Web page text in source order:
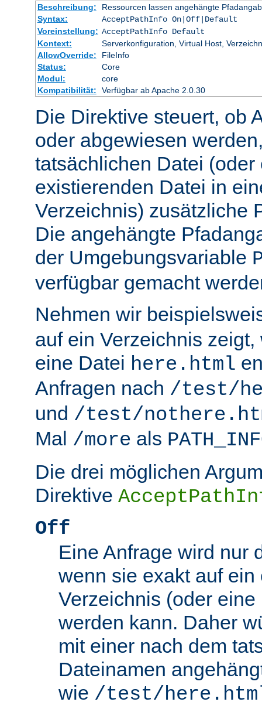
Beschreibung:
Ressourcen lassen angehängte
Syntax:
AcceptPathInfo On|Off|Default
Voreinstellung: AcceptPathInfo Default
Kontext:
Serverkonfiguration, Virtual Host,
AllowOverride:
FileInfo
Status:
Core
Modul:
core
Kompatibilität:
Verfügbar ab Apache 2.0.30
Die Direktive steuert, ob
oder abgewiesen
tatsächlichen Datei (oder
existierenden Datei in
Verzeichnis) zusätzliche
Die angehängte
der Umgebungsvariable
verfügbar gemacht
Nehmen wir
auf ein Verzeichnis
eine Datei here.html
Anfragen nach /test/
und /test/
Mal /more als
Die drei möglichen
Direktive
Off
Eine Anfrage wird nur
wenn sie exakt auf
Verzeichnis (oder
werden kann. Daher
mit einer nach dem
Dateinamen
wie /test/